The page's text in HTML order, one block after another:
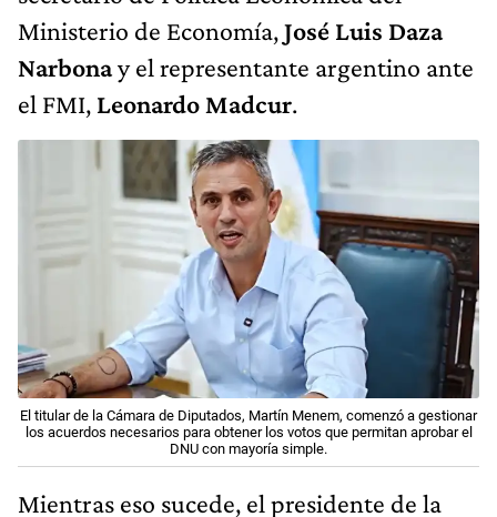
Ministerio de Economía,José Luis Daza
Narbonay el representante argentino ante
el FMI, Leonardo Madcur.
El titular de la Cámara de Diputados, Martín Menem, comenzó a gestionar
los acuerdos necesarios para obtener los votos que permitan aprobar el
DNU con mayoría simple.
Mientras eso sucede, el presidente de la